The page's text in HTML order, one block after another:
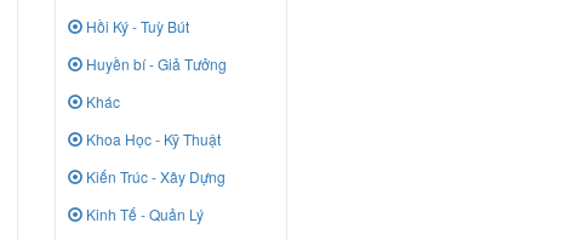
Hồi Ký - Tuỳ Bút
Huyền bí - Giả Tưởng
Khác
Khoa Học - Kỹ Thuật
Kiến Trúc - Xây Dựng
Kinh Tế - Quản Lý